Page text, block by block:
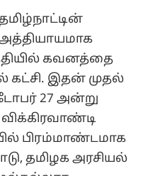
அத்தியாயமாக
கவனத்தை
கட்சி. இதன் முதல்
27 அன்று
பிரம்மாண்டமாக
தமிழக அரசியல்